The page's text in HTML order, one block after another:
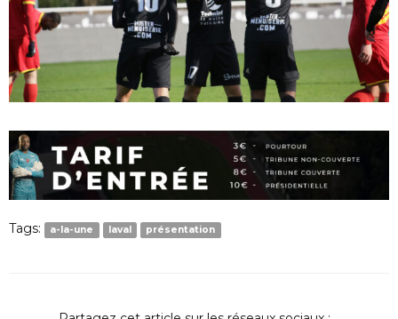
Tags: a-la-une laval présentation